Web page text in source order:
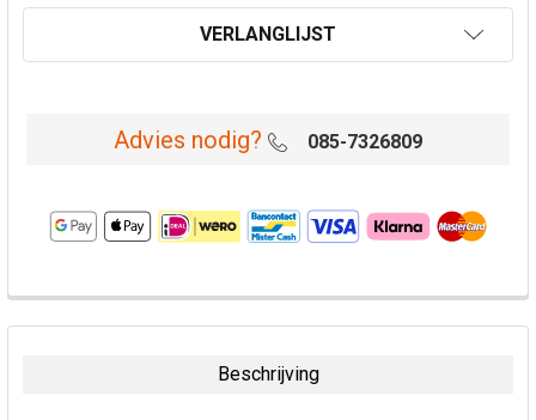
VERLANGLIJST
Advies nodig? 085-7326809
VAAK
SAMEN
Beschrijving